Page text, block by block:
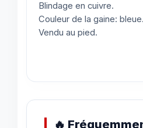
Blindage en cuivre.
Couleur de la gaine: bleue.
Vendu au pied.
🔥